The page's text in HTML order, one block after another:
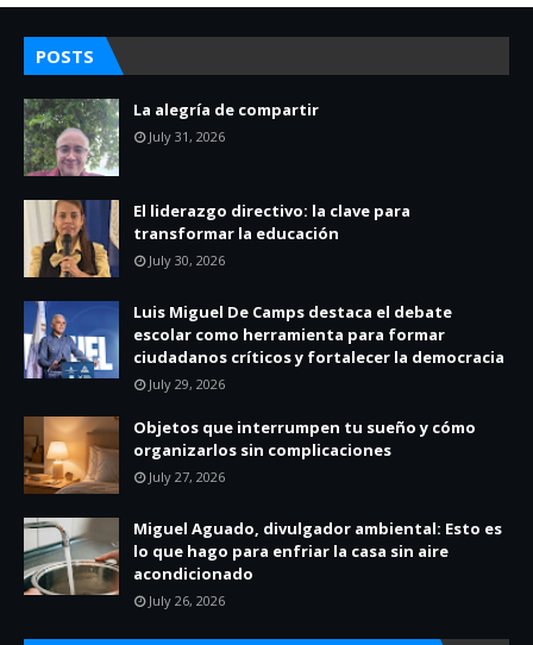
POSTS
La alegría de compartir
July 31, 2026
El liderazgo directivo: la clave para
transformar la educación
July 30, 2026
Luis Miguel De Camps destaca el debate
escolar como herramienta para formar
ciudadanos críticos y fortalecer la democracia
July 29, 2026
Objetos que interrumpen tu sueño y cómo
organizarlos sin complicaciones
July 27, 2026
Miguel Aguado, divulgador ambiental: Esto es
lo que hago para enfriar la casa sin aire
acondicionado
July 26, 2026